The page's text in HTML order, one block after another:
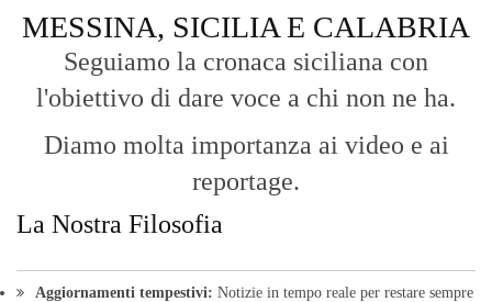
MESSINA, SICILIA E CALABRIA
Seguiamo la cronaca siciliana con
l'obiettivo di dare voce a chi non ne ha.
Diamo molta importanza ai video e ai
reportage.
La Nostra Filosofia
Aggiornamenti tempestivi: Notizie in tempo reale per restare sempre